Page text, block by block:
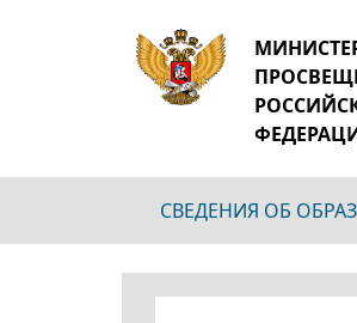
СВЕДЕНИЯ ОБ